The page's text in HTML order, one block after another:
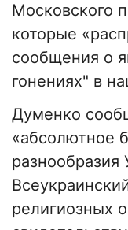
Московского
которые
сообщения о
гонениях" в
Думенко
«абсолютное
религиозных